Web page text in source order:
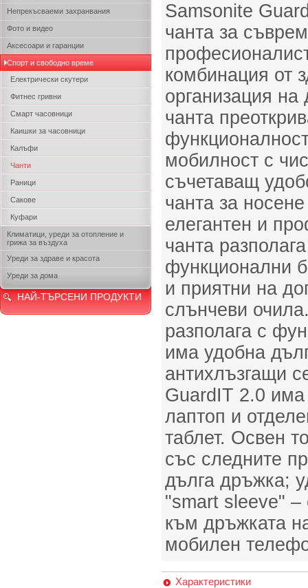
Непрекъсваеми захранвания
Фото и видео
Аксесоари и гаранции
Спорт и свободно време
Електрически скутери
Фитнес гривни
Смарт часовници
Каишки за часовници
Калъфи
Чанти
Раници
Сакове
Куфари
Климатици, уреди за отопление и
грижа за въздуха
Уреди за здраве и красота
Уреди за дома
НАЙ-ТЪРСЕНИ ПРОДУКТИ
Samsonite
чанта за
комбинация от
организация
чанта
мобилност с
съчетаващ
чанта за
елегантен и
чанта
функционални
и приятни на
слънчеви
разполага с
има удобна
антихлъзгащи
GuardIT 2.0 има
лаптоп и
таблет. Освен
със следните
дълга дръжка;
"smart sleeve" –
към дръжката
мобилен
Характеристики